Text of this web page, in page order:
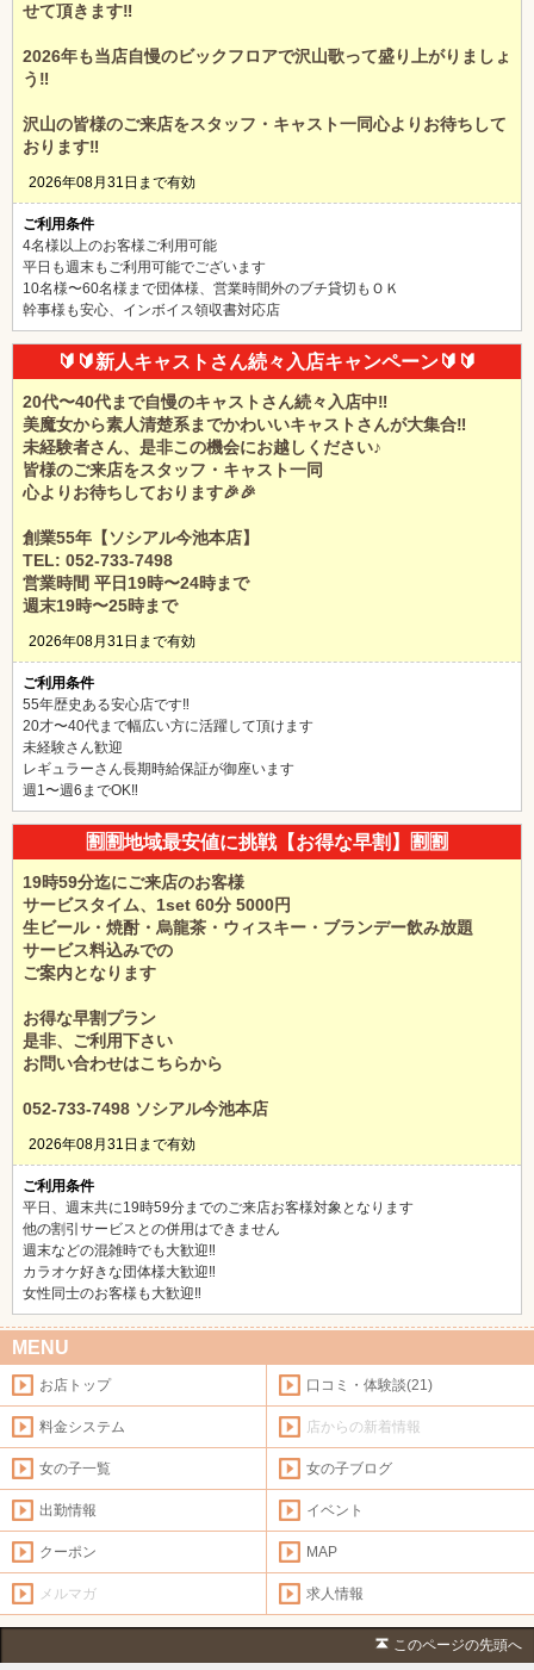
せて頂きます‼️
2026年も当店自慢のビックフロアで沢山歌って盛り上がりましょ
う‼️
沢山の皆様のご来店をスタッフ・キャスト一同心よりお待ちして
おります‼️
2026年08月31日まで有効
ご利用条件
4名様以上のお客様ご利用可能
平日も週末もご利用可能でございます
10名様〜60名様まで団体様、営業時間外のブチ貸切もＯＫ
幹事様も安心、インボイス領収書対応店
🔰🔰新人キャストさん続々入店キャンペーン🔰🔰
20代〜40代まで自慢のキャストさん続々入店中‼
美魔女から素人清楚系までかわいいキャストさんが大集合‼️
未経験者さん、是非この機会にお越しください♪
皆様のご来店をスタッフ・キャスト一同
心よりお待ちしております🎉🎉
創業55年【ソシアル今池本店】
TEL: 052-733-7498
営業時間 平日19時〜24時まで
週末19時〜25時まで
2026年08月31日まで有効
ご利用条件
55年歴史ある安心店です‼️
20才〜40代まで幅広い方に活躍して頂けます
未経験さん歓迎
レギュラーさん長期時給保証が御座います
週1〜週6までOK‼️
🈹🈹地域最安値に挑戦【お得な早割】🈹🈹
19時59分迄にご来店のお客様
サービスタイム、1set 60分 5000円
生ビール・焼酎・烏龍茶・ウィスキー・ブランデー飲み放題
サービス料込みでの
ご案内となります
お得な早割プラン
是非、ご利用下さい
お問い合わせはこちらから
052-733-7498 ソシアル今池本店
2026年08月31日まで有効
ご利用条件
平日、週末共に19時59分までのご来店お客様対象となります
他の割引サービスとの併用はできません
週末などの混雑時でも大歓迎‼️
カラオケ好きな団体様大歓迎‼️
女性同士のお客様も大歓迎‼️
MENU
お店トップ 口コミ・体験談(21)
料金システム 店からの新着情報
女の子一覧 女の子ブログ
出勤情報 イベント
クーポン MAP
メルマガ 求人情報
このページの先頭へ
このお店をシェアする
LINE
お店のURLをコピー
会員ログイン
女の子ログイン
北海道 東北
甲信越 北陸
関東
東海
中四国
沖縄